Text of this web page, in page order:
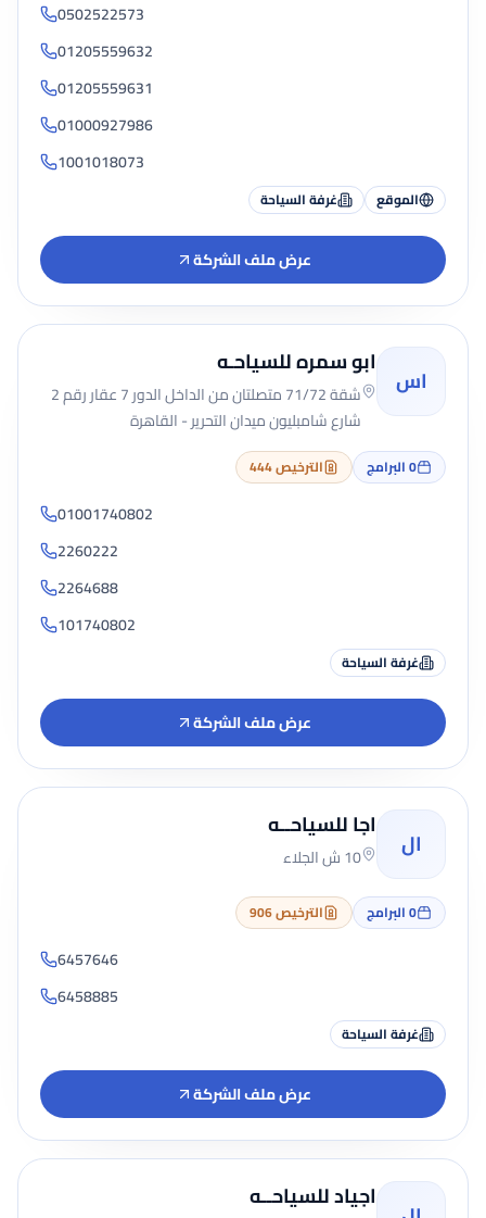
0502522573
01205559632
01205559631
01000927986
1001018073
الموقع غرفة السياحة
عرض ملف الشركة
اس
ابو سمره للسياحـه
شقة 71/72 متصلتان من الداخل الدور 7 عقار رقم 2
شارع شامبليون ميدان التحرير - القاهرة
0البرامج الترخيص 444
01001740802
2260222
2264688
101740802
غرفة السياحة
عرض ملف الشركة
ال
اجا للسياحــه
10 ش الجلاء
0البرامج الترخيص 906
6457646
6458885
غرفة السياحة
عرض ملف الشركة
اجياد للسياحــه